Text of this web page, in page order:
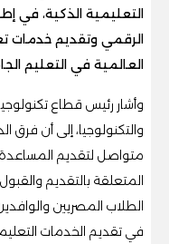
التعليمية الذكية، في
الرقمي وتقديم خدمات
العالمية في التعليم
وأشار رئيس قطاع
والتكنولوجيا، إلى أن
متواصل لتقديم المساعدة
المتعلقة بالتقديم
الطلاب المصريين
في تقديم الخدمات